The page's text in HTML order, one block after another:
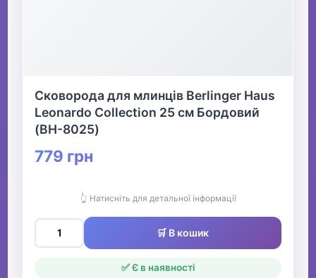
Сковорода для млинців Berlinger Haus
Leonardo Collection 25 см Бордовий
(BH-8025)
779 грн
👆 Натисніть для детальної інформації
🛒 В кошик
✅ Є в наявності